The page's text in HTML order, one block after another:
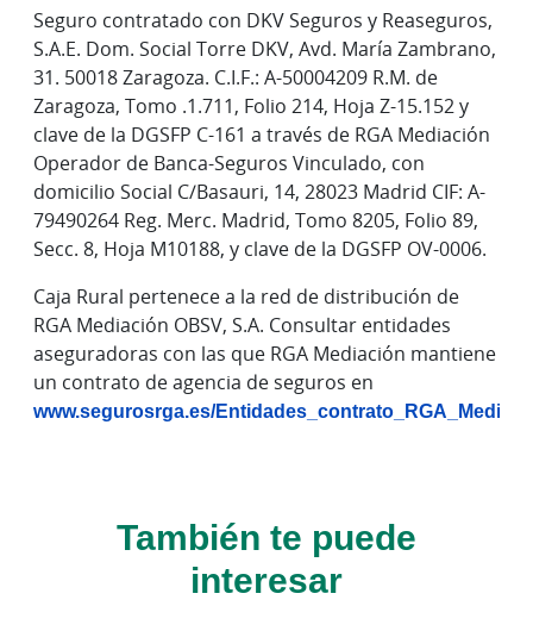
Seguro contratado con DKV Seguros y Reaseguros,
S.A.E. Dom. Social Torre DKV, Avd. María Zambrano,
31. 50018 Zaragoza. C.I.F.: A-50004209 R.M. de
Zaragoza, Tomo .1.711, Folio 214, Hoja Z-15.152 y
clave de la DGSFP C-161 a través de RGA Mediación
Operador de Banca-Seguros Vinculado, con
domicilio Social C/Basauri, 14, 28023 Madrid CIF: A-
79490264 Reg. Merc. Madrid, Tomo 8205, Folio 89,
Secc. 8, Hoja M10188, y clave de la DGSFP OV-0006.
Caja Rural pertenece a la red de distribución de
RGA Mediación OBSV, S.A. Consultar entidades
aseguradoras con las que RGA Mediación mantiene
un contrato de agencia de seguros en
www.segurosrga.es/
También te puede
interesar